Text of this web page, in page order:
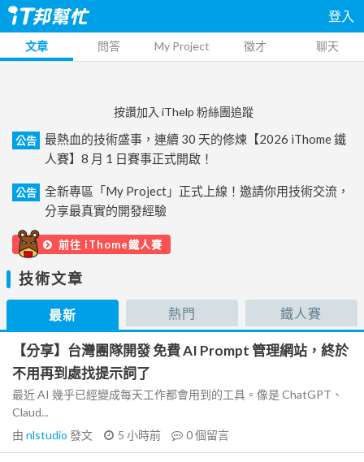
登入
文章 問答 My Project 徵才 聊天
按讚加入 iThelp 粉絲團追蹤
公告
最熱血的技術盛事，連續 30 天的修煉【2026 iThome 鐵
人賽】8 月 1 日賽事正式開啟！
公告
全新專區「My Project」正式上線！邀請你用技術交流，
分享最真實的開發經驗
前往 iThome鐵人賽
技術文章
最新 熱門 鐵人賽
【分享】台灣團隊開發 免費 AI Prompt 管理網站，終於
不用再到處找提示詞了
最近 AI 幾乎已經變成每天工作都會用到的工具。像是 ChatGPT、
Claud...
由 nlstudio 發文 5 小時前 0個留言